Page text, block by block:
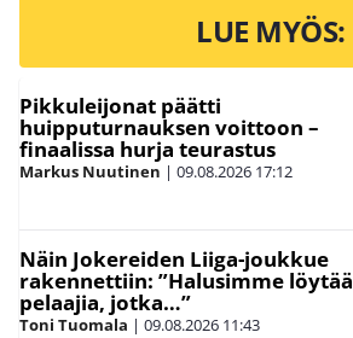
LUE MYÖS:
Pikkuleijonat päätti
huipputurnauksen voittoon –
finaalissa hurja teurastus
Markus Nuutinen | 09.08.2026 17:12
Näin Jokereiden Liiga-joukkue
rakennettiin: ”Halusimme löytää
pelaajia, jotka…”
Toni Tuomala | 09.08.2026 11:43